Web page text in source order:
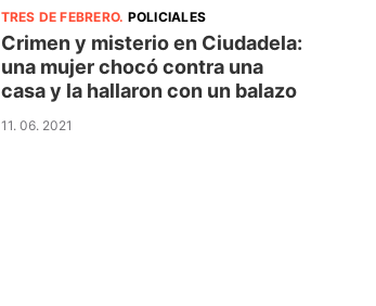
TRES DE FEBRERO. POLICIALES
Crimen y misterio en Ciudadela:
una mujer chocó contra una
casa y la hallaron con un balazo
11. 06. 2021